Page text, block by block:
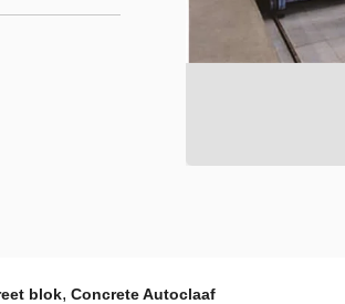
blok, Concrete Autoclaaf